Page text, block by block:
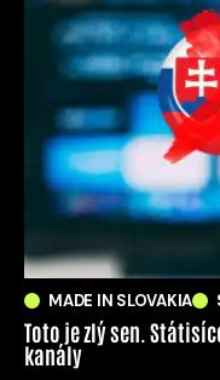
MADE IN SLOVAKIA
Toto je zlý sen.
kanály